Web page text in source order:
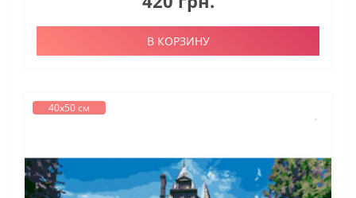
В КОРЗИНУ
40х50 см